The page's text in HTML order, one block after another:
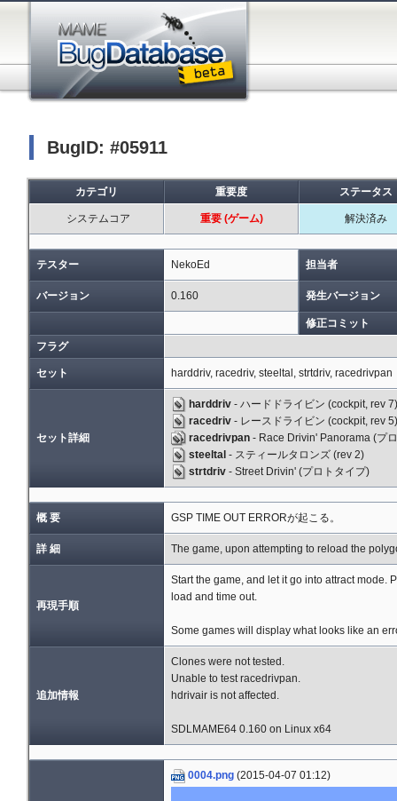
BugID: #05911
カテゴリ 重要度 ステータス
システムコア 重要 (ゲーム) 解決済み
テスター NekoEd 担当者
バージョン 0.160 発生バージョン
修正コミット
フラグ
セット harddriv, racedriv, steeltal, strtdriv, racedrivpan
セット詳細
harddriv - ハードドライビン (cockpit, rev 7)
racedriv - レースドライビン (cockpit, rev 5)
racedrivpan - Race Drivin' Panorama (プ
steeltal - スティールタロンズ (rev 2)
strtdriv - Street Drivin' (プロトタイプ)
概 要 GSP TIME OUT ERRORが起こる。
詳 細 The game, upon attempting to reload the
再現手順
Start the game, and let it go into attract mode.
load and time out.
Some games will display what looks like an
追加情報
Clones were not tested.
Unable to test racedrivpan.
hdrivair is not affected.
SDLMAME64 0.160 on Linux x64
0004.png (2015-04-07 01:12)